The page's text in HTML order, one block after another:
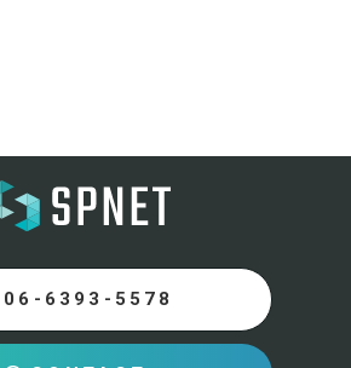
06-6393-5578